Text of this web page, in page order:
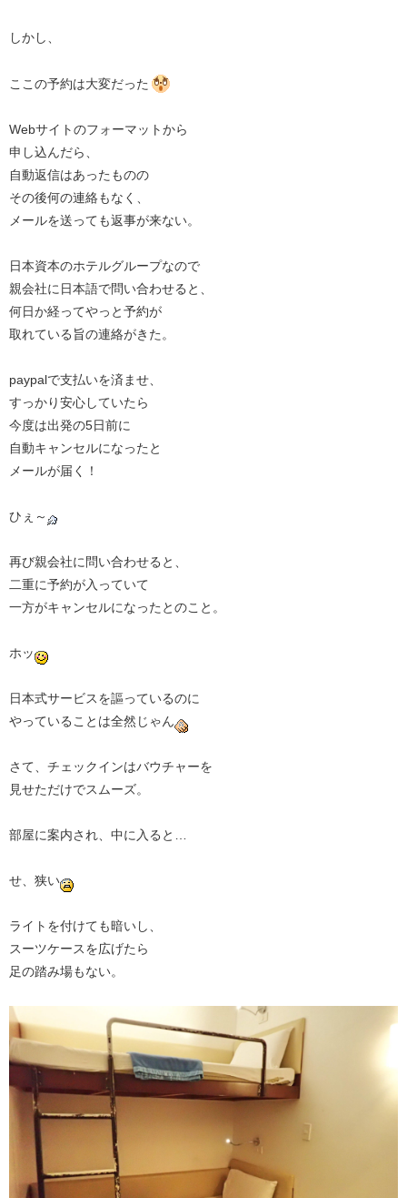
しかし、
ここの予約は大変だった
Webサイトのフォーマットから
申し込んだら、
自動返信はあったものの
その後何の連絡もなく、
メールを送っても返事が来ない。
日本資本のホテルグループなので
親会社に日本語で問い合わせると、
何日か経ってやっと予約が
取れている旨の連絡がきた。
paypalで支払いを済ませ、
すっかり安心していたら
今度は出発の5日前に
自動キャンセルになったと
メールが届く！
ひぇ～
再び親会社に問い合わせると、
二重に予約が入っていて
一方がキャンセルになったとのこと。
ホッ
日本式サービスを謳っているのに
やっていることは全然じゃん
さて、チェックインはバウチャーを
見せただけでスムーズ。
部屋に案内され、中に入ると…
せ、狭い
ライトを付けても暗いし、
スーツケースを広げたら
足の踏み場もない。